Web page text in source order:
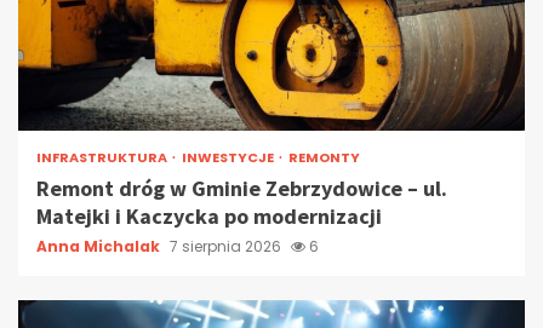
INFRASTRUKTURA INWESTYCJE REMONTY
Remont dróg w Gminie Zebrzydowice – ul.
Matejki i Kaczycka po modernizacji
Anna Michalak 7 sierpnia 2026 6